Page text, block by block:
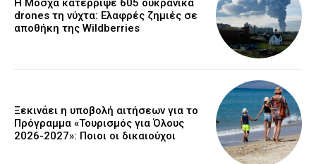
Η Μόσχα κατέρριψε 605 ουκρανικά
drones τη νύχτα: Ελαφρές ζημιές σε
αποθήκη της Wildberries
Ξεκινάει η υποβολή αιτήσεων για το
Πρόγραμμα «Τουρισμός για Όλους
2026-2027»: Ποιοι οι δικαιούχοι